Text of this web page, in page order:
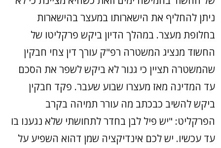
ניתן להחליף את הישארותו במעצר בהישארות
בחלופת מעצר. במהלך הדיון ביקש פרקליטו של
החשוד מנציג המשטרה רפ"ק עורך דין צחי חבקין
שהמשטרה תציין כי גנור לא ביקש לשפר את הסכם
עד המדינה מאז מעצרו שבוע שעבר. פקד חבקין
ביקש להשיב כבכתב מה עורר תמיהה בקרב
הפרקליט: "יש פיל לבן בחדר לתחושתי שלא נגענו בו
עד עכשיו. יש לכם אינדיקציה שמן דהוא השפיע על